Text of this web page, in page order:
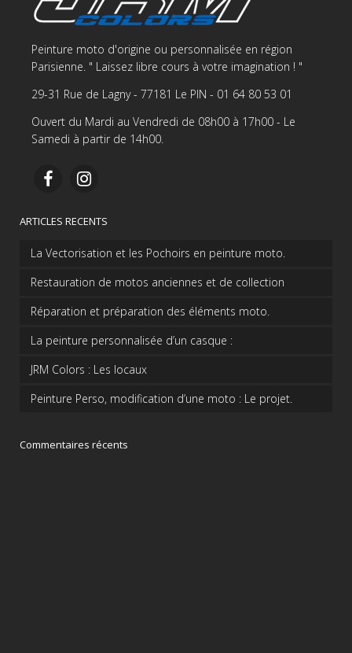
Peinture moto d'origine ou personnalisée en région
Parisienne. " Laissez libre cours à votre imagination ! "
29-31 Rue de Lagny - 77181 Le PIN - 01 64 80 53 01
Ouvert du Mardi au Vendredi de 08h00 à 17h00 - Le
Samedi à partir de 14h00.
ARTICLES RECENTS
La Vectorisation et les Pochoirs en peinture moto.
Restauration de motos anciennes et de collection
Réparation et préparation des éléments moto.
La peinture personnalisée d’un casque :
JRM Colors : Les locaux
Peinture Perso, modification d’une moto : Le projet.
Commentaires récents